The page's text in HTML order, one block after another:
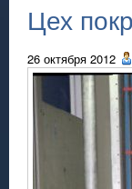
Цех
26 октября 2012